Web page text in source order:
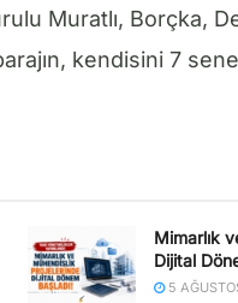
Muratlı, Borçka,
kendisini 7
Mimarlık
Dijital
5